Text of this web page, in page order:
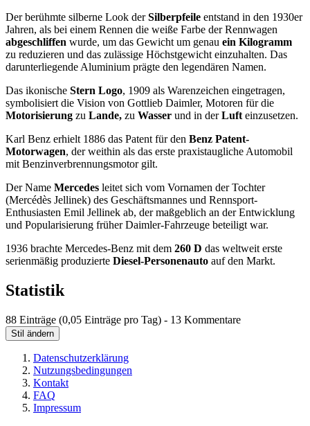
Der berühmte silberne Look derSilberpfeile entstand in den 1930er
Jahren, als bei einem Rennen die weiße Farbe der Rennwagen
abgeschliffen wurde, um das Gewicht um genau ein Kilogramm
zu reduzieren und das zulässige Höchstgewicht einzuhalten. Das
darunterliegende Aluminium prägte den legendären Namen.
Das ikonische Stern Logo, 1909 als Warenzeichen eingetragen,
symbolisiert die Vision von Gottlieb Daimler, Motoren für die
Motorisierung zu Lande, zu Wasser und in derLuft einzusetzen.
Karl Benz erhielt 1886 das Patent für den Benz Patent-
Motorwagen, der weithin als das erste praxistaugliche Automobil
mit Benzinverbrennungsmotor gilt.
Der Name Mercedes leitet sich vom Vornamen der Tochter
(Mercédès Jellinek) des Geschäftsmannes und Rennsport-
Enthusiasten Emil Jellinek ab, der maßgeblich an der Entwicklung
und Popularisierung früher Daimler-Fahrzeuge beteiligt war.
1936 brachte Mercedes-Benz mit dem 260 D das weltweit erste
serienmäßig produzierte Diesel-Personenauto auf den Markt.
Statistik
88 Einträge (0,05 Einträge pro Tag) - 13 Kommentare
Stil ändern
Datenschutzerklärung
Nutzungsbedingungen
Kontakt
FAQ
Impressum